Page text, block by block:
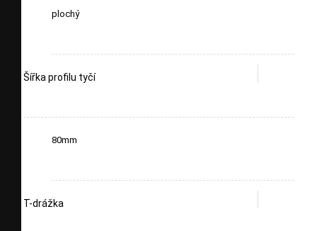
plochý
Šířka profilu tyčí
80mm
T-drážka